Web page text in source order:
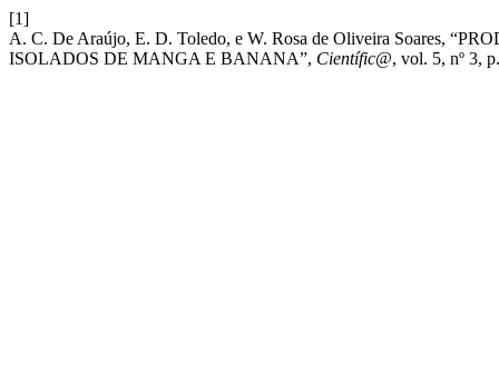
[1]
A. C. De Araújo, E. D. Toledo, e W. Rosa de Oliveira Soares,
ISOLADOS DE MANGA E BANANA”, Científic@, vol. 5, nº 3,